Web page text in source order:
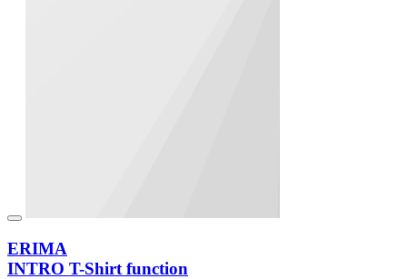
ERIMA
INTRO T-Shirt function